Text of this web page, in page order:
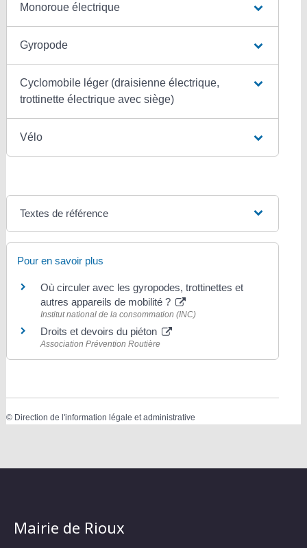
Monoroue électrique
Gyropode
Cyclomobile léger (draisienne électrique,
trottinette électrique avec siège)
Vélo
Textes de référence
Pour en savoir plus
Où circuler avec les gyropodes, trottinettes et
autres appareils de mobilité ?
Institut national de la consommation (INC)
Droits et devoirs du piéton
Association Prévention Routière
© Direction de l'information légale et administrative
Mairie de Rioux